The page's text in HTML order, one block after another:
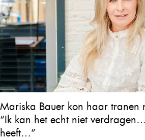
Mariska Bauer kon haar tranen
“Ik kan het echt niet
heeft…”